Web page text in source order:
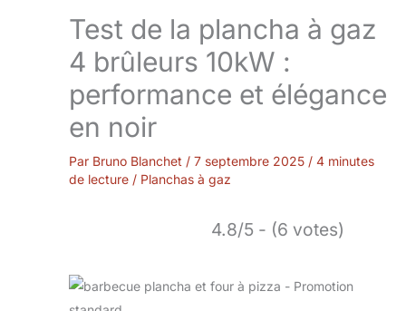
Test de la plancha à gaz
4 brûleurs 10kW :
performance et élégance
en noir
Par Bruno Blanchet / 7 septembre 2025 / 4 minutes
de lecture / Planchas à gaz
4.8/5 - (6 votes)